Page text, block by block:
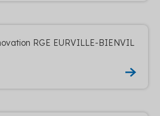
RGE EURVILLE-BIENVIL